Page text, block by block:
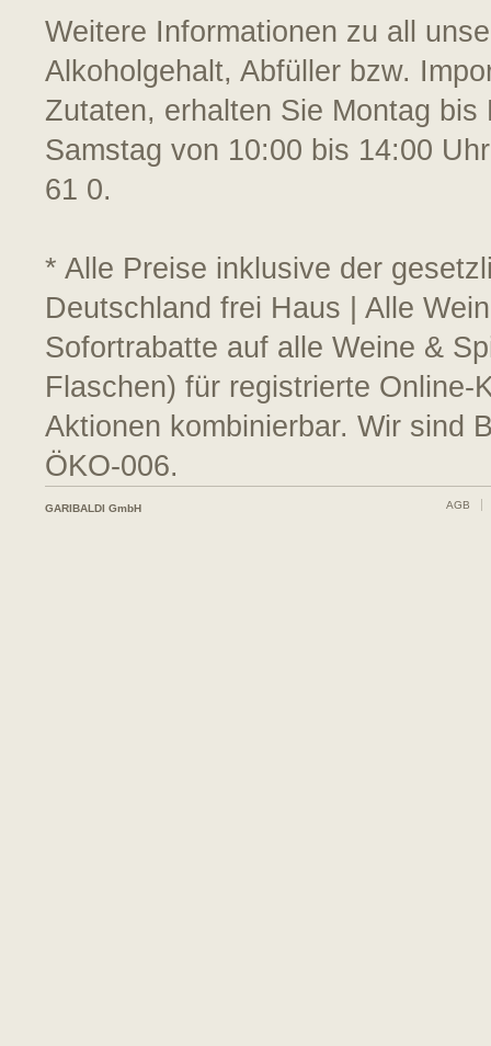
Weitere Informationen zu all
Alkoholgehalt, Abfüller bzw.
Zutaten, erhalten Sie Montag
Samstag von 10:00 bis 14:00
61 0.
* Alle Preise inklusive der
Deutschland frei Haus | Alle
Sofortrabatte auf alle Weine &
Flaschen) für registrierte
Aktionen kombinierbar. Wir sind
ÖKO-006.
GARIBALDI GmbH AGB